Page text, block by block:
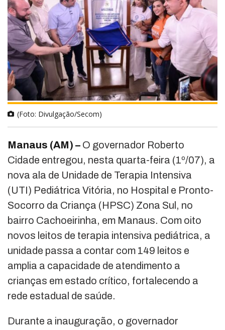
(Foto: Divulgação/Secom)
Manaus (AM) – O governador Roberto
Cidade entregou, nesta quarta-feira (1º/07), a
nova ala de Unidade de Terapia Intensiva
(UTI) Pediátrica Vitória, no Hospital e Pronto-
Socorro da Criança (HPSC) Zona Sul, no
bairro Cachoeirinha, em Manaus. Com oito
novos leitos de terapia intensiva pediátrica, a
unidade passa a contar com 149 leitos e
amplia a capacidade de atendimento a
crianças em estado crítico, fortalecendo a
rede estadual de saúde.
Durante a inauguração, o governador